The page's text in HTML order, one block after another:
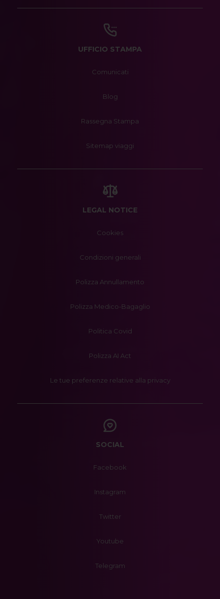
UFFICIO STAMPA
Comunicati
Blog
Rassegna Stampa
Sitemap viaggi
LEGAL NOTICE
Cookies
Condizioni generali
Polizza Annullamento
Polizza Medico-Bagaglio
Politica Covid
Polizza AI Act
Le tue preferenze relative alla privacy
SOCIAL
Facebook
Instagram
Twitter
Youtube
Telegram